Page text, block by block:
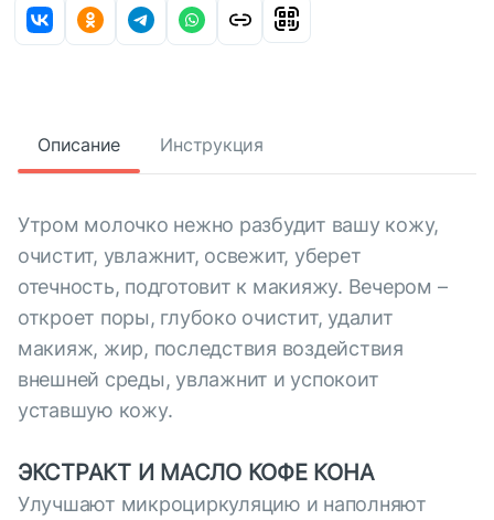
Описание Инструкция
Утром молочко нежно разбудит вашу кожу,
очистит, увлажнит, освежит, уберет
отечность, подготовит к макияжу. Вечером –
откроет поры, глубоко очистит, удалит
макияж, жир, последствия воздействия
внешней среды, увлажнит и успокоит
уставшую кожу.
ЭКСТРАКТ И МАСЛО КОФЕ КОНА
Улучшают микроциркуляцию и наполняют